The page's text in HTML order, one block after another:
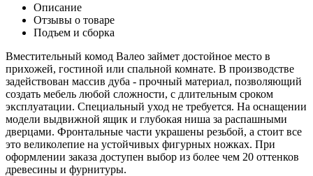
Описание
Отзывы о товаре
Подъем и сборка
Вместительный комод Валео займет достойное место в
прихожей, гостиной или спальной комнате. В производстве
задействован массив дуба - прочный материал, позволяющий
создать мебель любой сложности, с длительным сроком
эксплуатации. Специальный уход не требуется. На оснащении
модели выдвижной ящик и глубокая ниша за распашными
дверцами. Фронтальные части украшены резьбой, а стоит все
это великолепие на устойчивых фигурных ножках. При
оформлении заказа доступен выбор из более чем 20 оттенков
древесины и фурнитуры.